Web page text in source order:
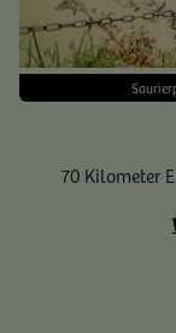
70 Kilometer